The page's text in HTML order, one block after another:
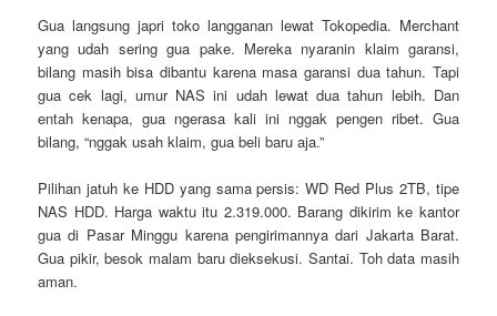
Gua langsung japri toko langganan lewat Tokopedia. Merchant
yang udah sering gua pake. Mereka nyaranin klaim garansi,
bilang masih bisa dibantu karena masa garansi dua tahun. Tapi
gua cek lagi, umur NAS ini udah lewat dua tahun lebih. Dan
entah kenapa, gua ngerasa kali ini nggak pengen ribet. Gua
bilang, “nggak usah klaim, gua beli baru aja.”
Pilihan jatuh ke HDD yang sama persis: WD Red Plus 2TB, tipe
NAS HDD. Harga waktu itu 2.319.000. Barang dikirim ke kantor
gua di Pasar Minggu karena pengirimannya dari Jakarta Barat.
Gua pikir, besok malam baru dieksekusi. Santai. Toh data masih
aman.